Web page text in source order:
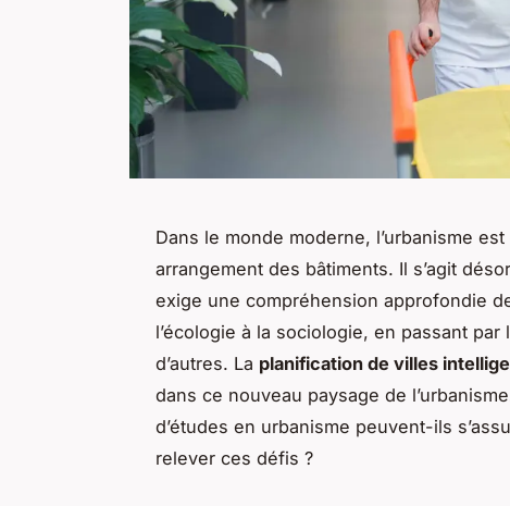
Dans le monde moderne, l’urbanisme
arrangement des bâtiments. Il s’agit
exige une compréhension approfondie
l’écologie à la sociologie, en passant
d’autres. La planification de villes
dans ce nouveau paysage de
d’études en urbanisme peuvent-ils
relever ces défis ?